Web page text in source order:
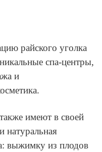
райского уголка
спа-центры,
и
имеют в своей
натуральная
выжимку из плодов